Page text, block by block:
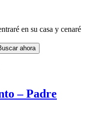
en su casa y cenaré
– Padre